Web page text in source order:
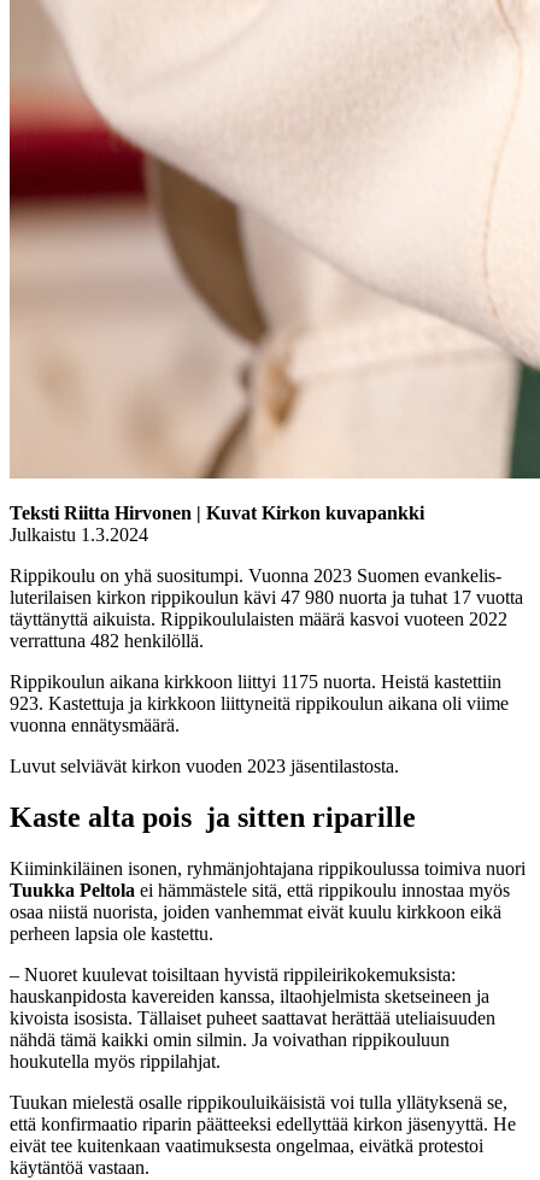
Teksti Riitta Hirvonen | Kuvat Kirkon kuvapankki
Julkaistu 1.3.2024
Rippikoulu on yhä suositumpi. Vuonna 2023 Suomen evankelis-
luterilaisen kirkon rippikoulun kävi 47 980 nuorta ja tuhat 17 vuotta
täyttänyttä aikuista. Rippikoululaisten määrä kasvoi vuoteen 2022
verrattuna 482 henkilöllä.
Rippikoulun aikana kirkkoon liittyi 1175 nuorta. Heistä kastettiin
923. Kastettuja ja kirkkoon liittyneitä rippikoulun aikana oli viime
vuonna ennätysmäärä.
Luvut selviävät kirkon vuoden 2023 jäsentilastosta.
Kaste alta pois ja sitten riparille
Kiiminkiläinen isonen, ryhmänjohtajana rippikoulussa toimiva nuori
Tuukka Peltola ei hämmästele sitä, että rippikoulu innostaa myös
osaa niistä nuorista, joiden vanhemmat eivät kuulu kirkkoon eikä
perheen lapsia ole kastettu.
– Nuoret kuulevat toisiltaan hyvistä rippileirikokemuksista:
hauskanpidosta kavereiden kanssa, iltaohjelmista sketseineen ja
kivoista isosista. Tällaiset puheet saattavat herättää uteliaisuuden
nähdä tämä kaikki omin silmin. Ja voivathan rippikouluun
houkutella myös rippilahjat.
Tuukan mielestä osalle rippikouluikäisistä voi tulla yllätyksenä se,
että konfirmaatio riparin päätteeksi edellyttää kirkon jäsenyyttä. He
eivät tee kuitenkaan vaatimuksesta ongelmaa, eivätkä protestoi
käytäntöä vastaan.